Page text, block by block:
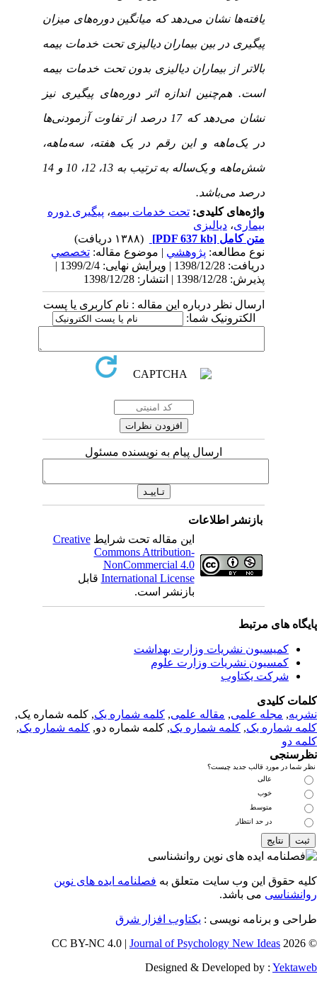
یافته‌ها نشان می‌دهد که میانگین دوره‌های میزان
پیگیری در بین بیماران دیالیزی تحت خدمات بیمه
بالاتر از بیماران دیالیزی بدون تحت خدمات بیمه
است. هم‌چنین اندازه اثر دوره‌های پیگیری نیز
نشان می‌دهد که 17 درصد از تفاوت آزمودنی‌ها
در یک‌ماهه و این رقم در یک هفته، سه‌ماهه،
شش‌ماهه و یک‌ساله به ترتیب به 13، 12، 10 و 14
درصد می‌باشد.
واژه‌های کلیدی:تحت خدمات بیمه،پیگیری دوره
بیماری،دیالیزی
متن کامل[PDF 637 kb]
نوع مطالعه:پژوهشي| موضوع مقاله:تخصصي
دریافت: 1398/12/28 | ویرایش نهایی: 1399/2/4 |
پذیرش: 1398/12/28 | انتشار: 1398/12/28
ارسال نظر درباره این مقاله : نام کاربری یا پست
الکترونیک شما:
ارسال پیام به نویسنده مسئول
بازنشر اطلاعات
این مقاله تحت شرایطCreative
Commons Attribution-
NonCommercial 4.0
International Licenseقابل
بازنشر است.
های مرتبط
کمیسیون نشریات وزارت بهداشت
کمسیون نشریات وزارت علوم
شرکت یکتاوب
کلیدی
,مجله علمی, مقاله علمی, کلمه شماره یک, کلمه شماره یک,
شماره یک,کلمه شماره یک, کلمه شماره دو,کلمه شماره یک,
دو
شما در مورد قالب جدید چیست؟
عالی
خوب
متوسط
در حد انتظار
حقوق این وب سایت متعلق بهفصلنامه ایده های نوین
می باشد.
و برنامه نویسی : یکتاوب افزار شرق
©
Journal of Psychology New Ideas
Designed & Developed by :